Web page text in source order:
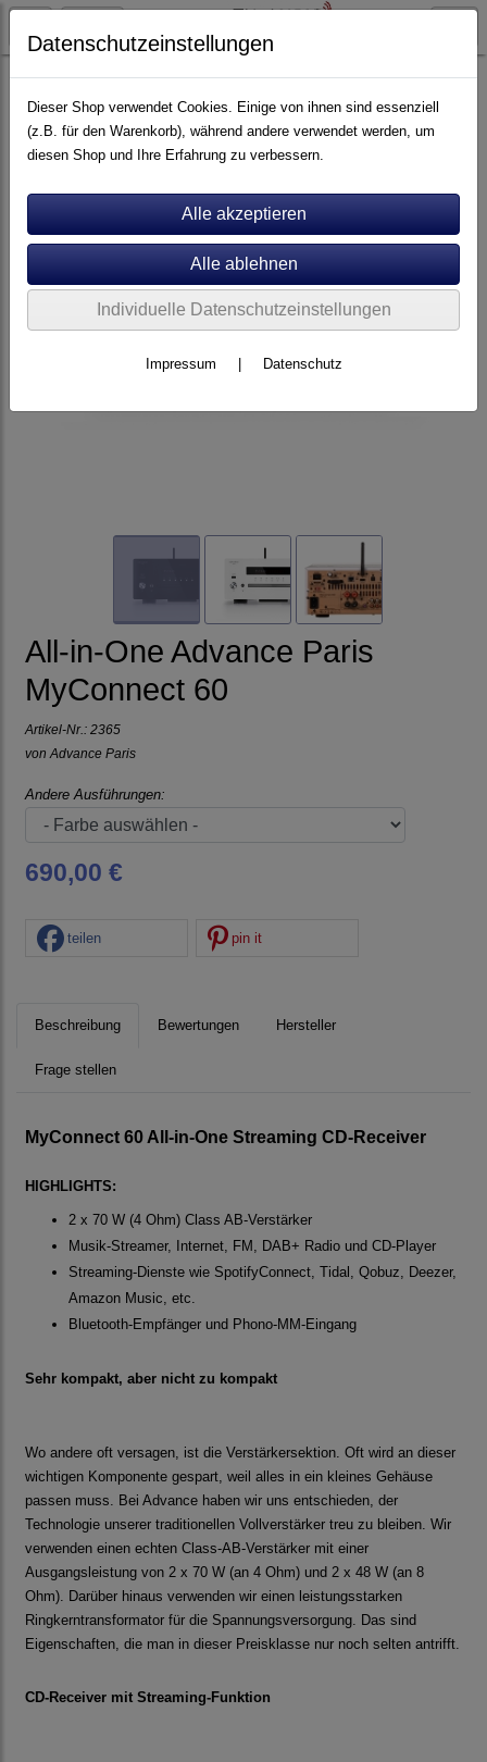
Artikel nach Marken A - E Advance Paris
All-in-One Advance Paris
MyConnect 60
Artikel-Nr.: 2365
von Advance Paris
Andere Ausführungen:
690,00 €
teilen pin it
Beschreibung Bewertungen Hersteller
Frage stellen
MyConnect 60 All-in-One Streaming CD-Receiver
HIGHLIGHTS:
2 x 70 W (4 Ohm) Class AB-Verstärker
Musik-Streamer, Internet, FM, DAB+ Radio und CD-Player
Streaming-Dienste wie SpotifyConnect, Tidal, Qobuz, Deezer,
Amazon Music, etc.
Bluetooth-Empfänger und Phono-MM-Eingang
Sehr kompakt, aber nicht zu kompakt
Wo andere oft versagen, ist die Verstärkersektion. Oft wird an dieser
wichtigen Komponente gespart, weil alles in ein kleines Gehäuse
passen muss. Bei Advance haben wir uns entschieden, der
Technologie unserer traditionellen Vollverstärker treu zu bleiben. Wir
verwenden einen echten Class-AB-Verstärker mit einer
Ausgangsleistung von 2 x 70 W (an 4 Ohm) und 2 x 48 W (an 8
Ohm). Darüber hinaus verwenden wir einen leistungsstarken
Ringkerntransformator für die Spannungsversorgung. Das sind
Eigenschaften, die man in dieser Preisklasse nur noch selten antrifft.
CD-Receiver mit Streaming-Funktion
Datenschutzeinstellungen
Dieser Shop verwendet Cookies. Einige von ihnen sind essenziell
(z.B. für den Warenkorb), während andere verwendet werden, um
diesen Shop und Ihre Erfahrung zu verbessern.
Individuelle Datenschutzeinstellungen
Impressum Datenschutz